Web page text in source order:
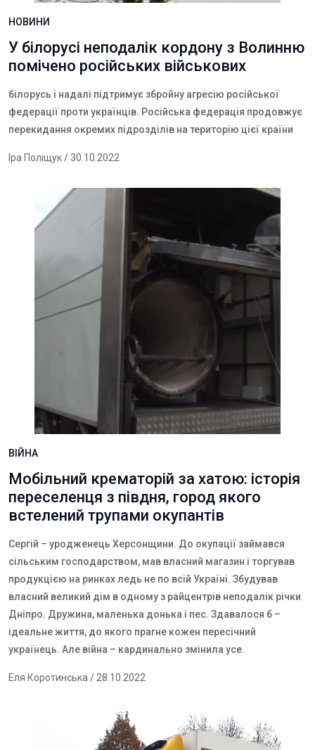
НОВИНИ
У білорусі неподалік кордону з Волинню
помічено російських військових
білорусь і надалі підтримує збройну агресію російської
федерації проти українців. Російська федерація продовжує
перекидання окремих підрозділів на територію цієї країни
Іра Поліщук/ 30.10.2022
ВІЙНА
Мобільний крематорій за хатою: історія
переселенця з півдня, город якого
встелений трупами окупантів
Сергій – уродженець Херсонщини. До окупації займався
сільським господарством, мав власний магазин і торгував
продукцією на ринках ледь не по всій Україні. Збудував
власний великий дім в одному з райцентрів неподалік річки
Дніпро. Дружина, маленька донька і пес. Здавалося б –
ідеальне життя, до якого прагне кожен пересічний
українець. Але війна – кардинально змінила усе.
Еля Коротинська / 28.10.2022